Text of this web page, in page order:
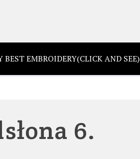
EMBROIDERY(CLICK AND SEE)
6.